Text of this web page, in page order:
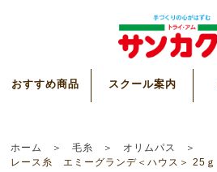
おすすめ商品 スクール案内
ホーム 毛糸
オリムパス
レース糸 エミーグランデ＜ハウス＞ 25ｇ